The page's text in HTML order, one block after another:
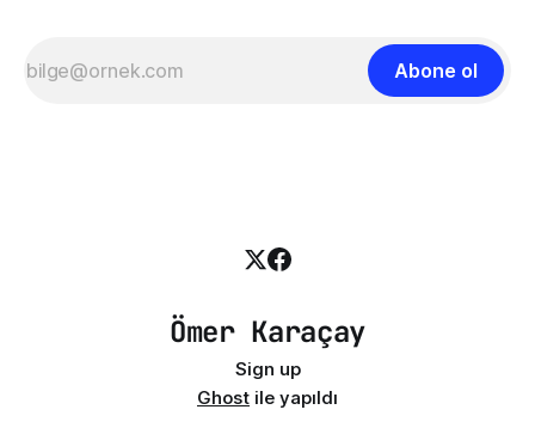
Abone ol
Ömer Karaçay
Sign up
Ghost ile yapıldı